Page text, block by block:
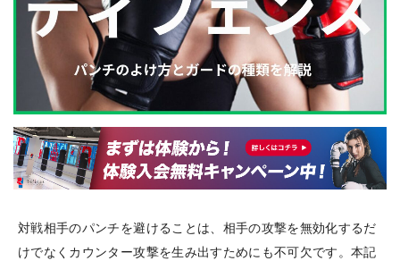
対戦相手のパンチを避けることは、相手の攻撃を無効化するだ
けでなくカウンター攻撃を生み出すためにも不可欠です。本記